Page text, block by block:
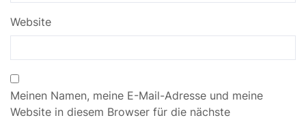
Website
Meinen Namen, meine E-Mail-Adresse und meine
Website in diesem Browser für die nächste